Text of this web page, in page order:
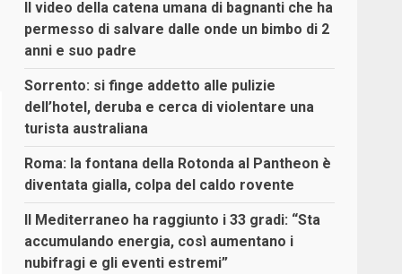
Il video della catena umana di bagnanti che ha
permesso di salvare dalle onde un bimbo di 2
anni e suo padre
Sorrento: si finge addetto alle pulizie
dell’hotel, deruba e cerca di violentare una
turista australiana
Roma: la fontana della Rotonda al Pantheon è
diventata gialla, colpa del caldo rovente
Il Mediterraneo ha raggiunto i 33 gradi: “Sta
accumulando energia, così aumentano i
nubifragi e gli eventi estremi”